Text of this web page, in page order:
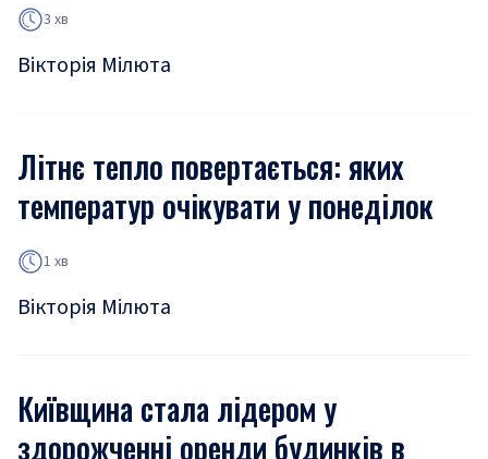
3 хв
Вікторія Мілюта
Літнє тепло повертається: яких
температур очікувати у понеділок
1 хв
Вікторія Мілюта
Київщина стала лідером у
здорожченні оренди будинків в